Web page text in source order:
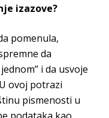
izazove?
pomenula,
da
i da usvoje
ovoj potrazi
pismenosti u